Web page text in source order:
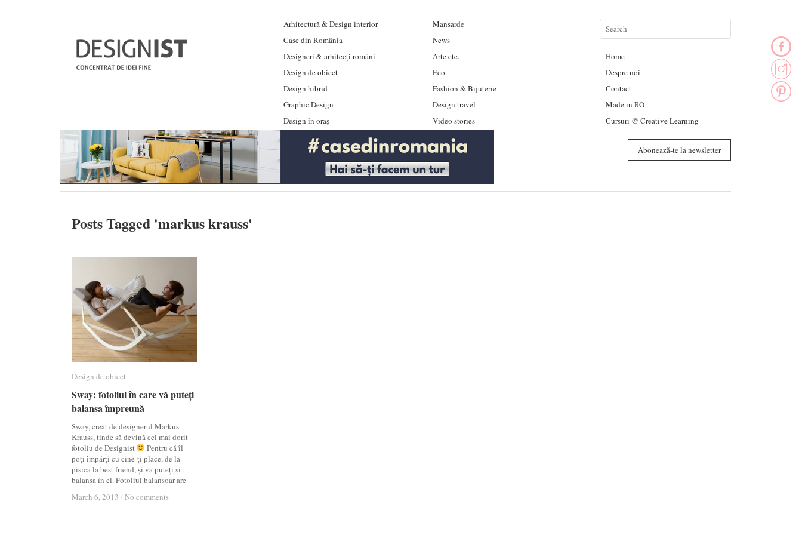
Arhitectură & Design interior
Case din România
Designeri & arhitecți români
Design de obiect
Design hibrid
Graphic Design
Design în oraș
Mansarde
News
Arte etc.
Eco
Fashion & Bijuterie
Design travel
Video stories
Home
Despre noi
Contact
Made in RO
Cursuri @ Creative Learning
Abonează-te la newsletter
Posts Tagged 'markus krauss'
Design de obiect
Sway: fotoliul în care vă puteți
balansa împreună
Sway, creat de designerul Markus
Krauss, tinde să devină cel mai dorit
fotoliu de Designist
Pentru că îl
poți împărți cu cine-ți place, de la
pisică la best friend, și vă puteți și
balansa în el. Fotoliul balansoar are
March 6, 2013 / No comments
Design de obiect
Sway: fotoliul în care vă puteți
balansa împreună
March 6, 2013 / No comments